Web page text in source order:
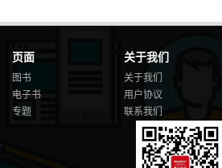
页面
图书
电子书
专题
关于我们
关于我们
用户协议
联系我们